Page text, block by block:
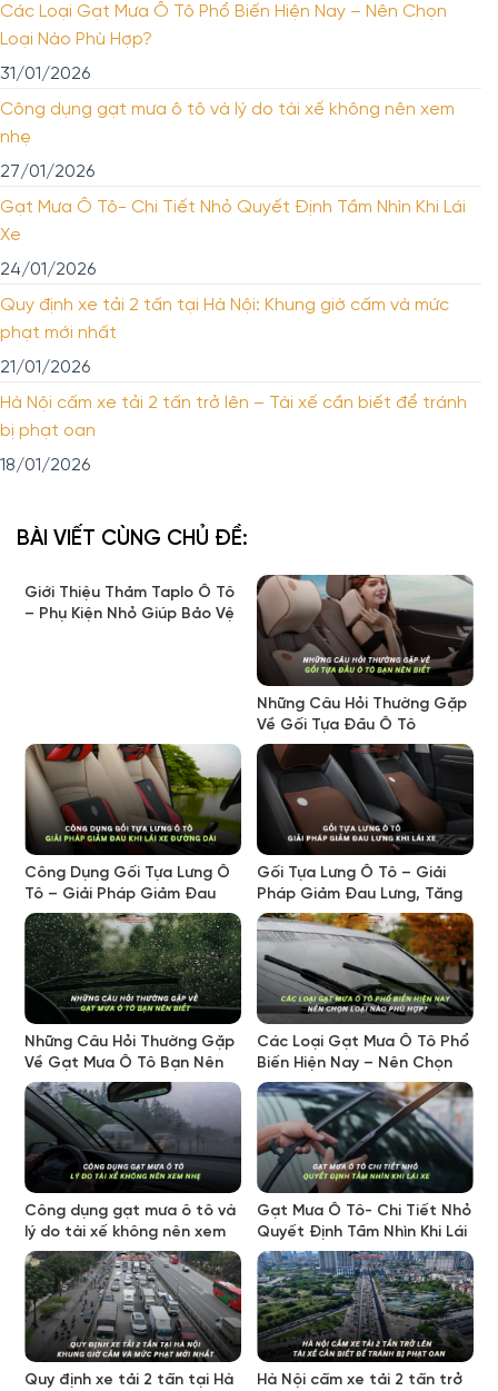
Các Loại Gạt Mưa Ô Tô Phổ Biến Hiện Nay – Nên Chọn
Loại Nào Phù Hợp?
31/01/2026
Công dụng gạt mưa ô tô và lý do tài xế không nên xem
nhẹ
27/01/2026
Gạt Mưa Ô Tô- Chi Tiết Nhỏ Quyết Định Tầm Nhìn Khi Lái
Xe
24/01/2026
Quy định xe tải 2 tấn tại Hà Nội: Khung giờ cấm và mức
phạt mới nhất
21/01/2026
Hà Nội cấm xe tải 2 tấn trở lên – Tài xế cần biết để tránh
bị phạt oan
18/01/2026
BÀI VIẾT CÙNG CHỦ ĐỀ:
Giới Thiệu Thảm Taplo Ô Tô
– Phụ Kiện Nhỏ Giúp Bảo Vệ
Những Câu Hỏi Thường Gặp
Về Gối Tựa Đầu Ô Tô
Công Dụng Gối Tựa Lưng Ô
Tô – Giải Pháp Giảm Đau
Mỏi Khi Lái Xe Đường Dài
Gối Tựa Lưng Ô Tô – Giải
Pháp Giảm Đau Lưng, Tăng
Thoải Mái Khi Lái Xe
Những Câu Hỏi Thường Gặp
Về Gạt Mưa Ô Tô Bạn Nên
Biết
Các Loại Gạt Mưa Ô Tô Phổ
Biến Hiện Nay – Nên Chọn
Loại Nào Phù Hợp?
Công dụng gạt mưa ô tô và
lý do tài xế không nên xem
nhẹ
Gạt Mưa Ô Tô- Chi Tiết Nhỏ
Quyết Định Tầm Nhìn Khi Lái
Xe
Quy định xe tải 2 tấn tại Hà
Hà Nội cấm xe tải 2 tấn trở